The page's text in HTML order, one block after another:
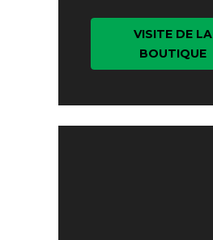
VISITE DE LA
BOUTIQUE